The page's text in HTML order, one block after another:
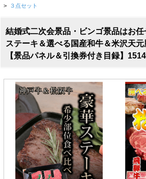
> ３点セット
結婚式二次会景品・ビンゴ景品はお
ステーキ＆選べる国産和牛＆米沢天
【景品パネル＆引換券付き目録】